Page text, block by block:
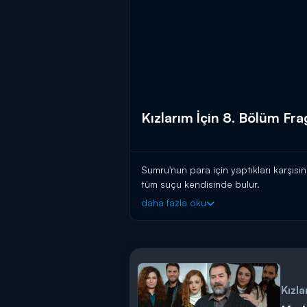
Kızlarım İçin 8. Bölüm
Sumru'nun para için yaptıkları
tüm suçu kendisinde bulur.
Kumru için Yağız ve Alper büyük bir
daha fazla oku